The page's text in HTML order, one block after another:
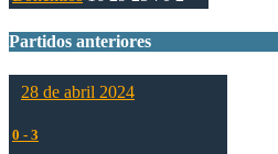
Partidos anteriores
28 de abril 2024
0 - 3